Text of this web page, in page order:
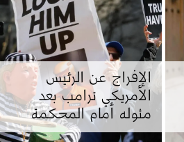
الإفراج عن الرئيس
الأمريكي ترامب بعد
مثوله أمام المحكمة